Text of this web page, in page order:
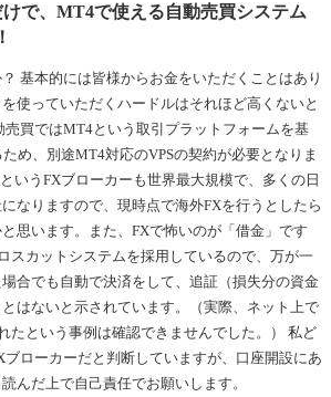
で、MT4で使える自動売買システム
基本的には皆様からお金をいただくことはあり
使っていただくハードルはそれほど高くないと
売買ではMT4という取引プラットフォームを基
め、別途MT4対応のVPSの契約が必要となりま
いうFXブローカーも世界最大規模で、多くの日
なりますので、現時点で海外FXを行うとしたら
思います。また、FXで怖いのが「借金」です
スカットシステムを採用しているので、万が一
合でも自動で決済をして、追証（損失分の資金
はないと示されています。（実際、ネット上で
たという事例は確認できませんでした。） 私ど
ブローカーだと判断していますが、口座開設にあ
んだ上で自己責任でお願いします。